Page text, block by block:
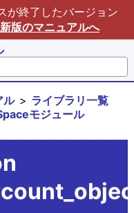
が終了したバージョン
版のマニュアルへ
ル
ライブラリ一覧
モジュール